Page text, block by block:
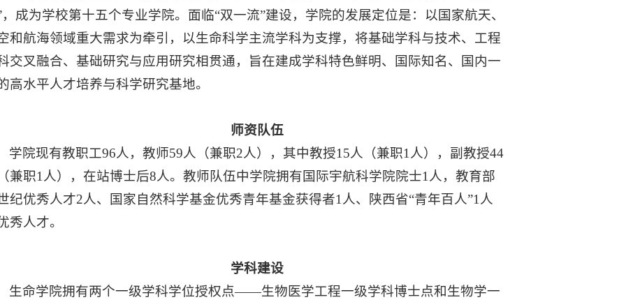
，成为学校第十五个专业学院。面临“双一流”建设，学院的发展定位是：以国家航天、
和航海领域重大需求为牵引，以生命科学主流学科为支撑，将基础学科与技术、工程
交叉融合、基础研究与应用研究相贯通，旨在建成学科特色鲜明、国际知名、国内一
高水平人才培养与科学研究基地。
师资队伍
学院现有教职工96人，教师59人（兼职2人），其中教授15人（兼职1人），副教授44
兼职1人），在站博士后8人。教师队伍中学院拥有国际宇航科学院院士1人，教育部
纪优秀人才2人、国家自然科学基金优秀青年基金获得者1人、陕西省“青年百人”1人
秀人才。
学科建设
生命学院拥有两个一级学科学位授权点——生物医学工程一级学科博士点和生物学一